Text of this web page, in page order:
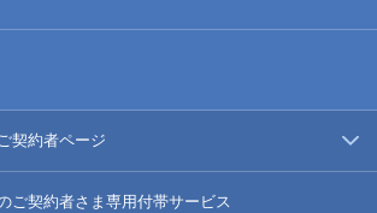
契約者ページ
ご契約者さま専用付帯サービス